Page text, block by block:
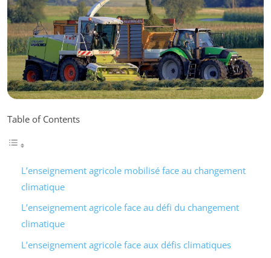
Table of Contents
L’enseignement agricole mobilisé face au changement
climatique
L’enseignement agricole face au défi du changement
climatique
L’enseignement agricole face aux défis climatiques